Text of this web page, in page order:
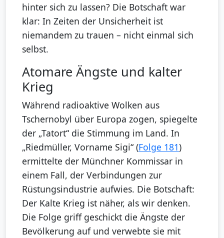
hinter sich zu lassen? Die Botschaft war
klar: In Zeiten der Unsicherheit ist
niemandem zu trauen – nicht einmal sich
selbst.
Atomare Ängste und kalter
Krieg
Während radioaktive Wolken aus
Tschernobyl über Europa zogen, spiegelte
der „Tatort“ die Stimmung im Land. In
„Riedmüller, Vorname Sigi“ (Folge 181)
ermittelte der Münchner Kommissar in
einem Fall, der Verbindungen zur
Rüstungsindustrie aufwies. Die Botschaft:
Der Kalte Krieg ist näher, als wir denken.
Die Folge griff geschickt die Ängste der
Bevölkerung auf und verwebte sie mit